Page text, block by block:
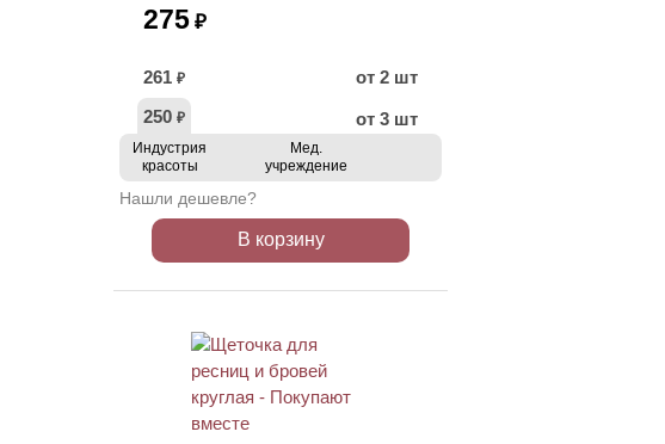
275 ₽
261 ₽
от 2 шт
250 ₽ от 3 шт
Индустрия
красоты
Мед.
учреждение
Нашли дешевле?
В корзину